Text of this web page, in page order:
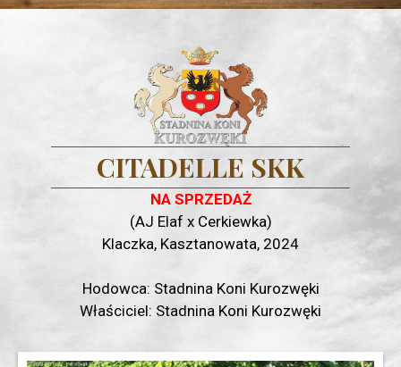
CITADELLE SKK
NA SPRZEDAŻ
(AJ Elaf x Cerkiewka)
Klaczka, Kasztanowata, 2024
Hodowca: Stadnina Koni Kurozwęki
Właściciel: Stadnina Koni Kurozwęki